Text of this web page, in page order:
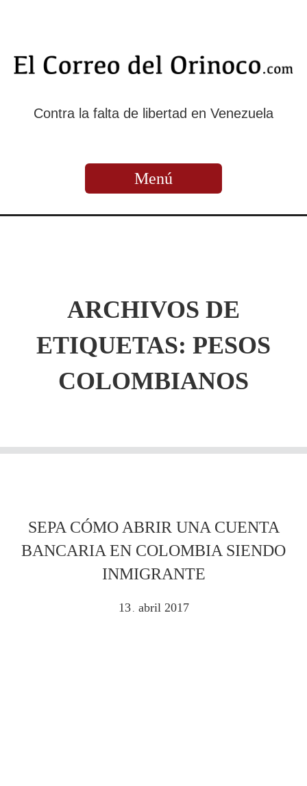
Contra la falta de libertad en Venezuela
Menú
ARCHIVOS DE
ETIQUETAS: PESOS
COLOMBIANOS
SEPA CÓMO ABRIR UNA CUENTA
BANCARIA EN COLOMBIA SIENDO
INMIGRANTE
13 . abril 2017